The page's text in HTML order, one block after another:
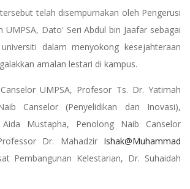
telah disempurnakan oleh Pengerusi
UMPSA, Dato' Seri Abdul bin Jaafar sebagai
dalam menyokong kesejahteraan
amalan lestari di kampus.
UMPSA, Profesor Ts. Dr. Yatimah
Canselor (Penyelidikan dan Inovasi),
Mustapha, Penolong Naib Canselor
Dr. Mahadzir Ishak@Muhammad
Pembangunan Kelestarian, Dr. Suhaidah